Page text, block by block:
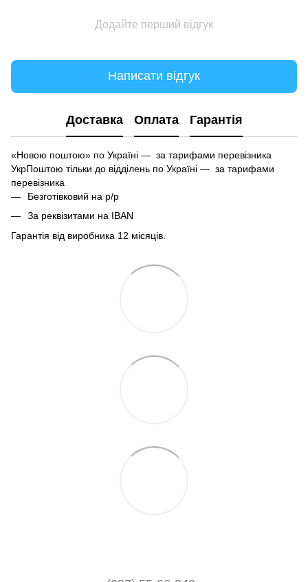
Додайте перший відгук
Написати відгук
Доставка Оплата Гарантія
«Новою поштою» по Україні — за тарифами перевізника
УкрПоштою тільки до відділень по Україні — за тарифами
перевізника
Безготівковий на р/р
За реквізитами на IBAN
Гарантія від виробника 12 місяців.